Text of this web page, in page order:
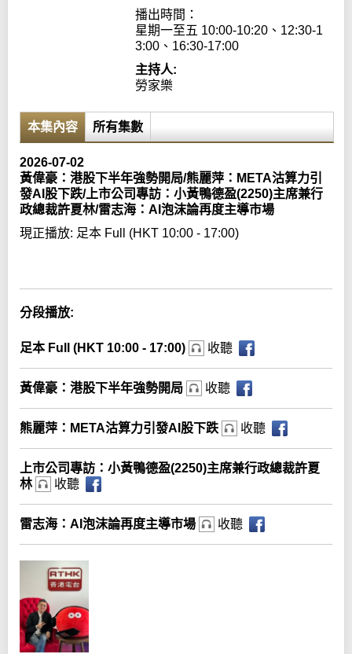
播出時間：
星期一至五 10:00-10:20、12:30-1
3:00、16:30-17:00
主持人:
勞家樂
本集內容 所有集數
2026-07-02
黃偉豪：港股下半年強勢開局/熊麗萍：META沽算力引
發AI股下跌/上市公司專訪：小黃鴨德盈(2250)主席兼行
政總裁許夏林/雷志海：AI泡沫論再度主導市場
現正播放: 足本 Full (HKT 10:00 - 17:00)
分段播放:
足本 Full (HKT 10:00 - 17:00) 收聽
黃偉豪：港股下半年強勢開局 收聽
熊麗萍：META沽算力引發AI股下跌 收聽
上市公司專訪：小黃鴨德盈(2250)主席兼行政總裁許夏
林
收聽
雷志海：AI泡沫論再度主導市場 收聽